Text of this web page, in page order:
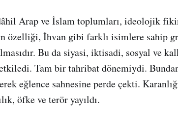
Arap ve İslam toplumları, ideolojik
özelliği, İhvan gibi farklı isimlere sahip
Bu da siyasi, iktisadi, sosyal ve
etkiledi. Tam bir tahribat dönemiydi.
eğlence sahnesine perde çekti.
öfke ve terör yayıldı.